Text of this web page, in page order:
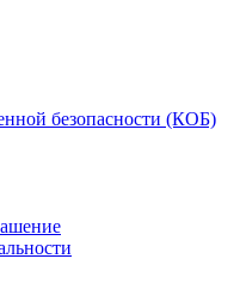
безопасности (КОБ)